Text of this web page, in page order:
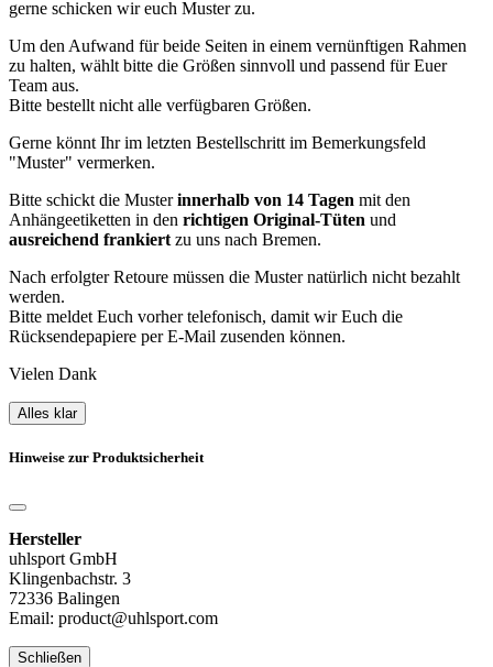
gerne schicken wir euch Muster zu.
Um den Aufwand für beide Seiten in einem vernünftigen Rahmen
zu halten, wählt bitte die Größen sinnvoll und passend für Euer
Team aus.
Bitte bestellt nicht alle verfügbaren Größen.
Gerne könnt Ihr im letzten Bestellschritt im Bemerkungsfeld
"Muster" vermerken.
Bitte schickt die Musterinnerhalb von 14 Tagen mit den
Anhängeetiketten in den richtigen Original-Tüten und
ausreichend frankiert zu uns nach Bremen.
Nach erfolgter Retoure müssen die Muster natürlich nicht bezahlt
werden.
Bitte meldet Euch vorher telefonisch, damit wir Euch die
Rücksendepapiere per E-Mail zusenden können.
Vielen Dank
Alles klar
Hinweise zur Produktsicherheit
Hersteller
uhlsport GmbH
Klingenbachstr. 3
72336 Balingen
Email: product@uhlsport.com
Schließen